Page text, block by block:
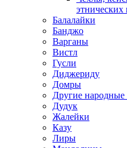
этнических
Балалайки
Банджо
Варганы
Вистл
Гусли
Диджериду
Домры
Другие
Дудук
Жалейки
Казу
Лиры